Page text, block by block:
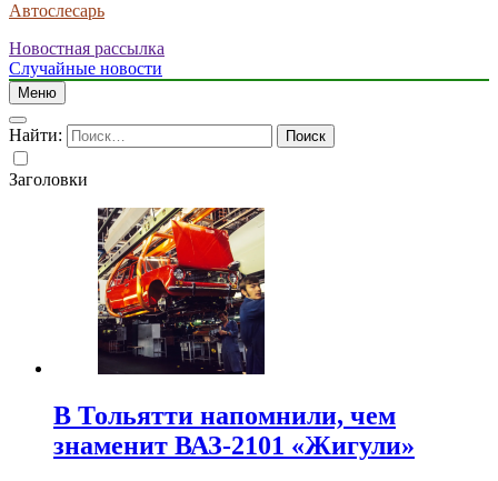
Автослесарь
Новостная рассылка
Случайные новости
Меню
Найти:
Заголовки
В Тольятти напомнили, чем
знаменит ВАЗ-2101 «Жигули»